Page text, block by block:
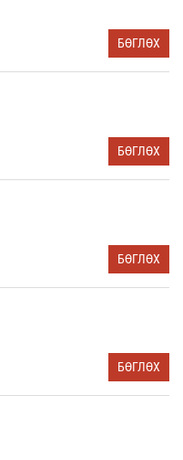
БӨГЛӨХ
БӨГЛӨХ
БӨГЛӨХ
БӨГЛӨХ